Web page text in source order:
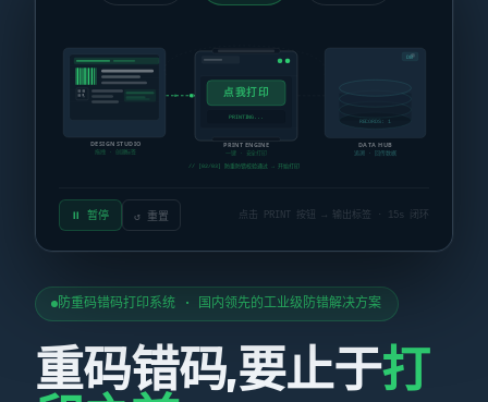
防重码错码打印系统 · 国内领先的工业级防错解决方案
重码错码,要止于打
DESIGN STUDIO
拖拽 · 创建标签
点我打印
PRINTING...
PRINT ENGINE
一键 · 安全打印
RECORDS: 1
DB
DATA HUB
追溯 · 回传数据
// [02/03] 防重防错校验通过 → 开始打印
⏸ 暂停 ↺ 重置 点击 PRINT 按钮 → 输出标签 · 15s 闭环